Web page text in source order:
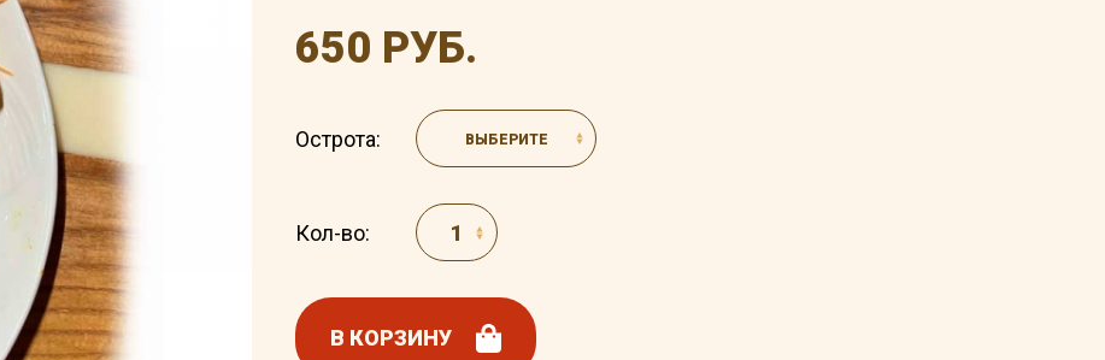
650 РУБ.
Острота: ВЫБЕРИТЕ
Кол-во:
В КОРЗИНУ